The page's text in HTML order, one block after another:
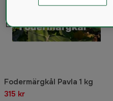
Fodermärgkål Pavla 1 kg
315 kr